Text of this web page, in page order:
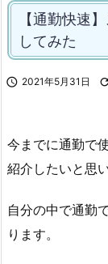
【通勤快速
してみた
 2021年5月31日 
今までに通勤で
紹介したいと思い
自分の中で通勤
ります。